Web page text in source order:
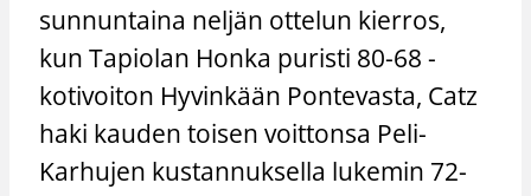
sunnuntaina neljän ottelun kierros,
kun Tapiolan Honka puristi 80-68 -
kotivoiton Hyvinkään Pontevasta, Catz
haki kauden toisen voittonsa Peli-
Karhujen kustannuksella lukemin 72-